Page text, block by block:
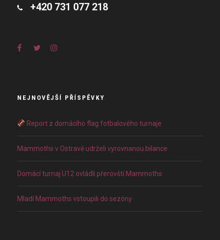
+420 731 077 218
NEJNOVĚJŠÍ PŘÍSPĚVKY
Report z domácího flag fotbalového turnaje
Mammoths v Ostravě udrželi vyrovnanou bilance
Domácí turnaj U12 ovládli přerovští Mammoths
Mladí Mammoths vstoupili do sezóny